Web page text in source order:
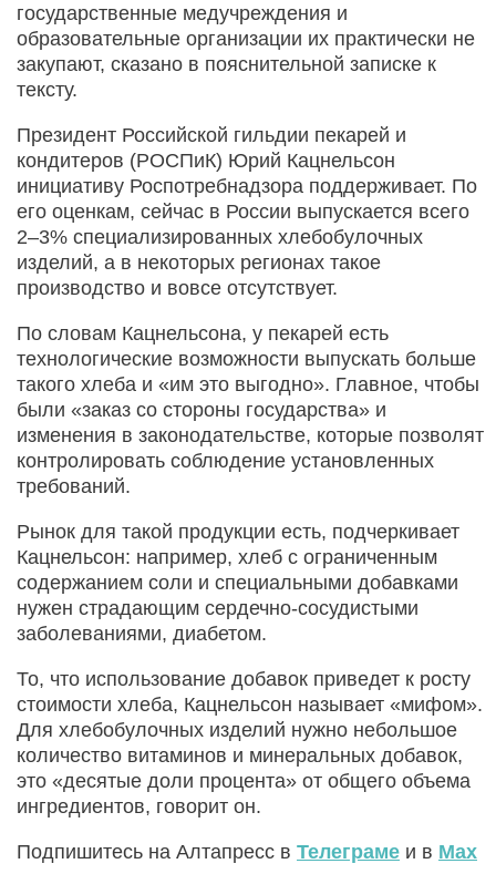
государственные медучреждения и
образовательные организации их практически не
закупают, сказано в пояснительной записке к
тексту.
Президент Российской гильдии пекарей и
кондитеров (РОСПиК) Юрий Кацнельсон
инициативу Роспотребнадзора поддерживает. По
его оценкам, сейчас в России выпускается всего
2–3% специализированных хлебобулочных
изделий, а в некоторых регионах такое
производство и вовсе отсутствует.
По словам Кацнельсона, у пекарей есть
технологические возможности выпускать больше
такого хлеба и «им это выгодно». Главное, чтобы
были «заказ со стороны государства» и
изменения в законодательстве, которые позволят
контролировать соблюдение установленных
требований.
Рынок для такой продукции есть, подчеркивает
Кацнельсон: например, хлеб с ограниченным
содержанием соли и специальными добавками
нужен страдающим сердечно-сосудистыми
заболеваниями, диабетом.
То, что использование добавок приведет к росту
стоимости хлеба, Кацнельсон называет «мифом».
Для хлебобулочных изделий нужно небольшое
количество витаминов и минеральных добавок,
это «десятые доли процента» от общего объема
ингредиентов, говорит он.
Подпишитесь на Алтапресс в Телеграме и в Max